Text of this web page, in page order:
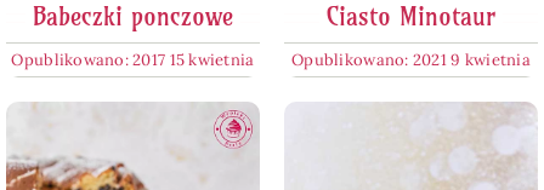
Babeczki ponczowe
Opublikowano: 2017 15 kwietnia
Ciasto Minotaur
Opublikowano: 2021 9 kwietnia